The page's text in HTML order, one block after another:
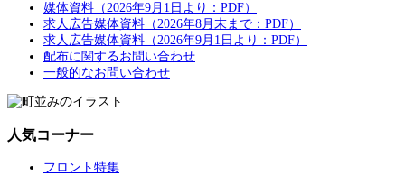
媒体資料（2026年9月1日より：PDF）
求人広告媒体資料（2026年8月末まで：PDF）
求人広告媒体資料（2026年9月1日より：PDF）
配布に関するお問い合わせ
一般的なお問い合わせ
人気コーナー
フロント特集